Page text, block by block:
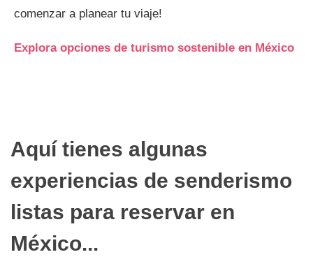
comenzar a planear tu viaje!
Explora opciones de turismo sostenible en México
Aquí tienes algunas
experiencias de senderismo
listas para reservar en
México...